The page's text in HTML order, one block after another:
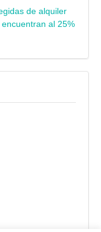
de alquiler
al 25%